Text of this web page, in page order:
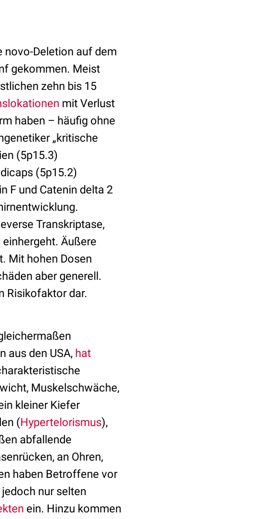
novo-Deletion auf dem
gekommen. Meist
zehn bis 15
mit Verlust
haben – häufig ohne
„kritische
(5p15.3)
(5p15.2)
F und Catenin delta 2
Transkriptase,
Äußere
Mit hohen Dosen
aber generell.
Risikofaktor dar.
aus den USA, hat
Muskelschwäche,
kleiner Kiefer
(Hypertelorismus),
abfallende
an Ohren,
haben Betroffene vor
nur selten
ein. Hinzu kommen